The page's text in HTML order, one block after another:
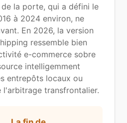
de la porte, qui a défini le
à 2024 environ, ne
En 2026, la version
ressemble bien
e-commerce sobre
intelligemment
entrepôts locaux ou
l'arbitrage transfrontalier.